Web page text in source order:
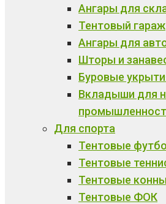
Ангары для
Тентовый гараж
Ангары для
Шторы и
Буровые
Вкладыши для
Для спорта
Тентовые
Тентовые
Тентовые
Тентовые ФОК